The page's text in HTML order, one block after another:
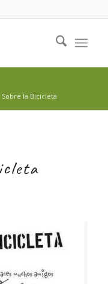
Sobre la Bicicleta